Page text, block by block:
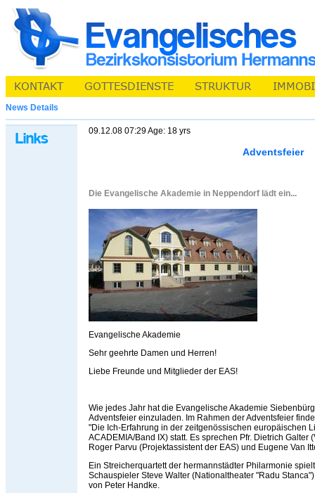
News Details
09.12.08 07:29 Age: 18 yrs
Adventsfeier
Die Evangelische Akademie in Neppendorf lädt ein...
Evangelische Akademie
Sehr geehrte Damen und Herren!
Liebe Freunde und Mitglieder der EAS!
Wie jedes Jahr hat die Evangelische Akademie
Adventsfeier einzuladen. Im Rahmen der Adventsfeier
"Die Ich-Erfahrung in der zeitgenössischen europäischen
ACADEMIA/Band IX) statt. Es sprechen Pfr. Dietrich Galter
Roger Parvu (Projektassistent der EAS) und Eugene Van
Ein Streicherquartett der hermannstädter Philarmonie
Schauspieler Steve Walter (Nationaltheater "Radu
von Peter Handke.